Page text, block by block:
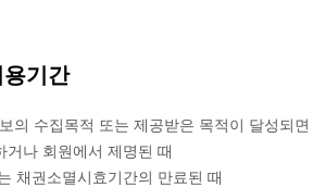
용기간
의 수집목적 또는 제공받은 목적이 달성되
나 회원에서 제명된 때
채권소멸시효기간의 만료된 때